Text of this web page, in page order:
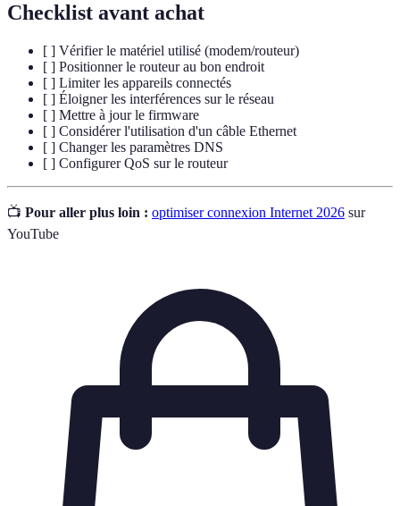
Checklist avant achat
[ ] Vérifier le matériel utilisé (modem/routeur)
[ ] Positionner le routeur au bon endroit
[ ] Limiter les appareils connectés
[ ] Éloigner les interférences sur le réseau
[ ] Mettre à jour le firmware
[ ] Considérer l'utilisation d'un câble Ethernet
[ ] Changer les paramètres DNS
[ ] Configurer QoS sur le routeur
📺 Pour aller plus loin : optimiser connexion Internet 2026 sur
YouTube